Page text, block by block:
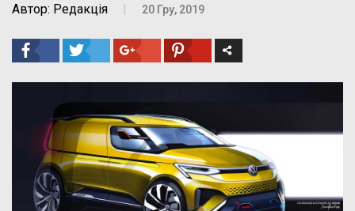
Автор: Редакція | 20 Гру, 2019